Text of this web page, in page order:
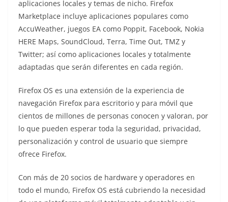
aplicaciones locales y temas de nicho. Firefox
Marketplace incluye aplicaciones populares como
AccuWeather, juegos EA como Poppit, Facebook, Nokia
HERE Maps, SoundCloud, Terra, Time Out, TMZ y
Twitter; así como aplicaciones locales y totalmente
adaptadas que serán diferentes en cada región.
Firefox OS es una extensión de la experiencia de
navegación Firefox para escritorio y para móvil que
cientos de millones de personas conocen y valoran, por
lo que pueden esperar toda la seguridad, privacidad,
personalización y control de usuario que siempre
ofrece Firefox.
Con más de 20 socios de hardware y operadores en
todo el mundo, Firefox OS está cubriendo la necesidad